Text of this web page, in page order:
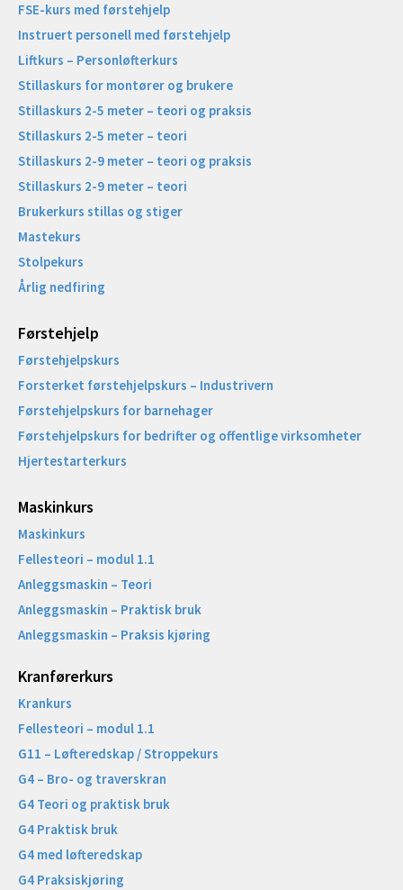
FSE-kurs med førstehjelp
Instruert personell med førstehjelp
Liftkurs – Personløfterkurs
Stillaskurs for montører og brukere
Stillaskurs 2-5 meter – teori og praksis
Stillaskurs 2-5 meter – teori
Stillaskurs 2-9 meter – teori og praksis
Stillaskurs 2-9 meter – teori
Brukerkurs stillas og stiger
Mastekurs
Stolpekurs
Årlig nedfiring
Førstehjelp
Førstehjelpskurs
Forsterket førstehjelpskurs – Industrivern
Førstehjelpskurs for barnehager
Førstehjelpskurs for bedrifter og offentlige virksomheter
Hjertestarterkurs
Maskinkurs
Maskinkurs
Fellesteori – modul 1.1
Anleggsmaskin – Teori
Anleggsmaskin – Praktisk bruk
Anleggsmaskin – Praksis kjøring
Kranførerkurs
Krankurs
Fellesteori – modul 1.1
G11 – Løfteredskap / Stroppekurs
G4 – Bro- og traverskran
G4 Teori og praktisk bruk
G4 Praktisk bruk
G4 med løfteredskap
G4 Praksiskjøring